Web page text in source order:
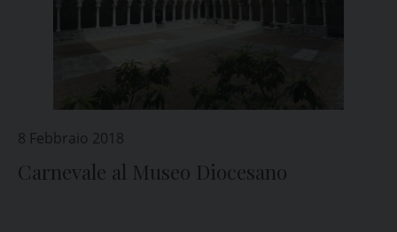
8 Febbraio 2018
Carnevale al Museo Diocesano